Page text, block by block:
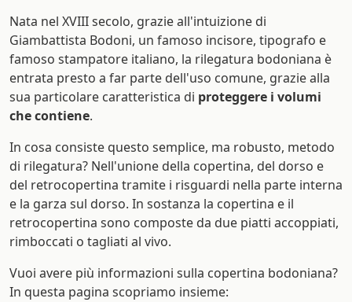
Nata nel XVIII secolo, grazie all'intuizione di
Giambattista Bodoni, un famoso incisore, tipografo e
famoso stampatore italiano, la rilegatura bodoniana è
entrata presto a far parte dell'uso comune, grazie alla
sua particolare caratteristica di proteggere i volumi
che contiene.
In cosa consiste questo semplice, ma robusto, metodo
di rilegatura? Nell'unione della copertina, del dorso e
del retrocopertina tramite i risguardi nella parte interna
e la garza sul dorso. In sostanza la copertina e il
retrocopertina sono composte da due piatti accoppiati,
rimboccati o tagliati al vivo.
Vuoi avere più informazioni sulla copertina bodoniana?
In questa pagina scopriamo insieme: